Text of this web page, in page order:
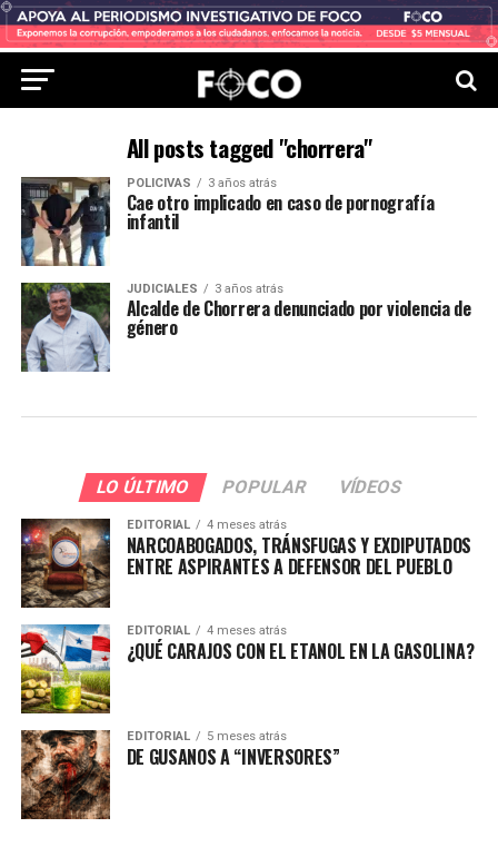
All posts tagged "chorrera"
POLICIVAS 3 años atrás
Cae otro implicado en caso de pornografía
infantil
JUDICIALES 3 años atrás
Alcalde de Chorrera denunciado por violencia de
género
LO ÚLTIMO POPULAR VÍDEOS
EDITORIAL 4 meses atrás
NARCOABOGADOS, TRÁNSFUGAS Y EXDIPUTADOS
ENTRE ASPIRANTES A DEFENSOR DEL PUEBLO
EDITORIAL 4 meses atrás
¿QUÉ CARAJOS CON EL ETANOL EN LA GASOLINA?
EDITORIAL 5 meses atrás
DE GUSANOS A “INVERSORES”